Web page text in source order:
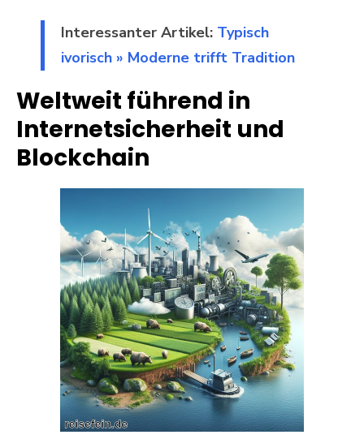
Interessanter Artikel: Typisch
ivorisch » Moderne trifft Tradition
Weltweit führend in
Internetsicherheit und
Blockchain